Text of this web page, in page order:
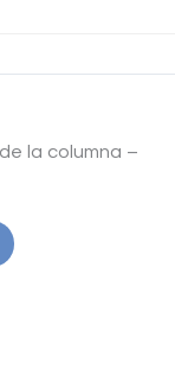
la columna –